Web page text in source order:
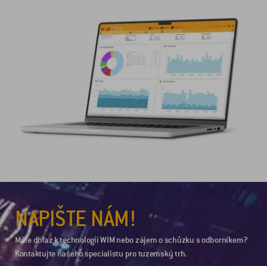
NAPIŠTE NÁM!
Máte dotaz k technologii WIM nebo zájem o schůzku s odborníkem?
Kontaktujte našeho specialistu pro tuzemský trh.